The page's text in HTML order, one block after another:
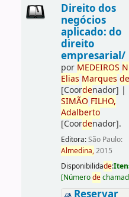
Direito dos
negócios
aplicado: do
direito
empresarial/
por MEDEIROS
Elias Marques de
[Coordenador] |
SIMÃO FILHO,
Adalberto
[Coordenador].
Editora:São Paulo:
Almedina,2015
Disponibilidade:
[Númerode